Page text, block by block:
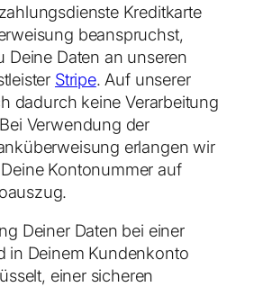
Kreditkarte
beanspruchst,
Deine Daten an unseren
Stripe. Auf unserer
dadurch keine Verarbeitung
Verwendung der
erlangen wir
Kontonummer auf
Deiner Daten bei einer
in Deinem Kundenkonto
einer sicheren